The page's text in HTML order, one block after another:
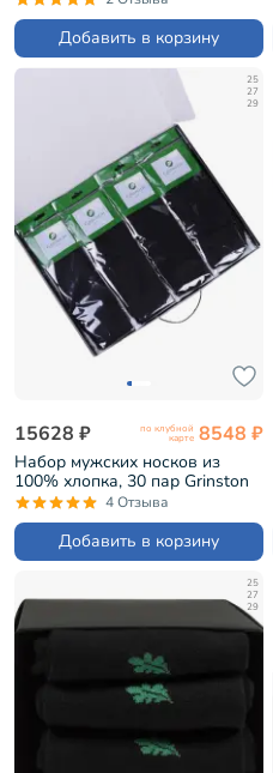
Добавить в корзину
25
27
29
15628 ₽ по клубной
карте 8548 ₽
Набор мужских носков из
100% хлопка, 30 пар Grinston
черные (PG-15D2-30)
4 Отзыва
Добавить в корзину
25
27
29